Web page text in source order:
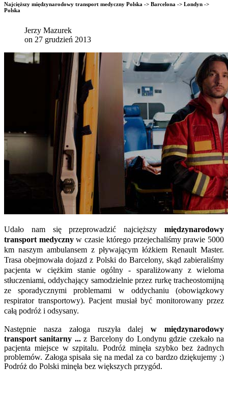
Najcięższy międzynarodowy transport medyczny Polska -> Barcelona -> Londyn ->
Polska
Jerzy Mazurek
on 27 grudzień 2013
Udało nam się przeprowadzić najcięższy międzynarodowy
transport medyczny w czasie którego przejechaliśmy prawie 5000
km naszym ambulansem z pływającym łóżkiem Renault Master.
Trasa obejmowała dojazd z Polski do Barcelony, skąd zabieraliśmy
pacjenta w ciężkim stanie ogólny - sparaliżowany z wieloma
stłuczeniami, oddychający samodzielnie przez rurkę tracheostomijną
ze sporadycznymi problemami w oddychaniu (obowiązkowy
respirator transportowy). Pacjent musiał być monitorowany przez
całą podróż i odsysany.
Następnie nasza załoga ruszyła dalej w międzynarodowy
transport sanitarny ...z Barcelony do Londynu gdzie czekało na
pacjenta miejsce w szpitalu. Podróż minęła szybko bez żadnych
problemów. Załoga spisała się na medal za co bardzo dziękujemy ;)
Podróż do Polski minęła bez większych przygód.